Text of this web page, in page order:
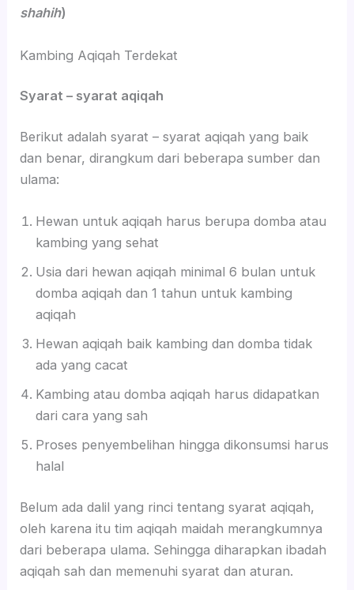
shahih)
Kambing Aqiqah Terdekat
Syarat – syarat aqiqah
Berikut adalah syarat – syarat aqiqah yang baik
dan benar, dirangkum dari beberapa sumber dan
ulama:
Hewan untuk aqiqah harus berupa domba atau
kambing yang sehat
Usia dari hewan aqiqah minimal 6 bulan untuk
domba aqiqah dan 1 tahun untuk kambing
aqiqah
Hewan aqiqah baik kambing dan domba tidak
ada yang cacat
Kambing atau domba aqiqah harus didapatkan
dari cara yang sah
Proses penyembelihan hingga dikonsumsi harus
halal
Belum ada dalil yang rinci tentang syarat aqiqah,
oleh karena itu tim aqiqah maidah merangkumnya
dari beberapa ulama. Sehingga diharapkan ibadah
aqiqah sah dan memenuhi syarat dan aturan.